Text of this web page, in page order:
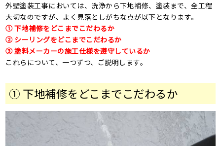
外壁塗装工事においては、洗浄から下地補修、塗装まで、全工程
大切なのですが、よく見落としがちな点が以下となります。
① 下地補修をどこまでこだわるか
② シーリングをどこまでこだわるか
③ 塗料メーカーの施工仕様を遵守しているか
これらについて、一つずつ、ご説明します。
① 下地補修をどこまでこだわるか